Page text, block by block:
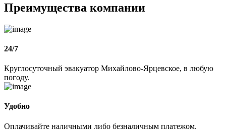
Преимущества компании
24/7
Круглосуточный эвакуатор Михайлово-Ярцевское, в любую
погоду.
Удобно
Оплачивайте наличными либо безналичным платежом.